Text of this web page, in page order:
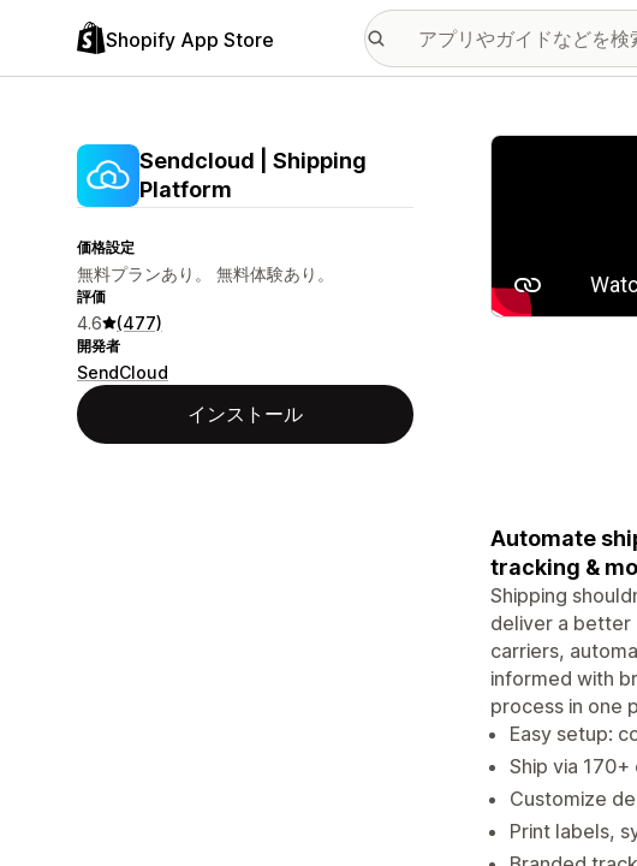
Shopify App Store
Sendcloud | Shipping
Platform
価格設定
無料プランあり。 無料体験あり。
評価
4.6 (477)
開発者
SendCloud
インストール
特集の画像ギャ
Automate
tracking &
Shipping
deliver a better
carriers,
informed with
process in one
Easy setup:
Ship via
Customize
Print labels,